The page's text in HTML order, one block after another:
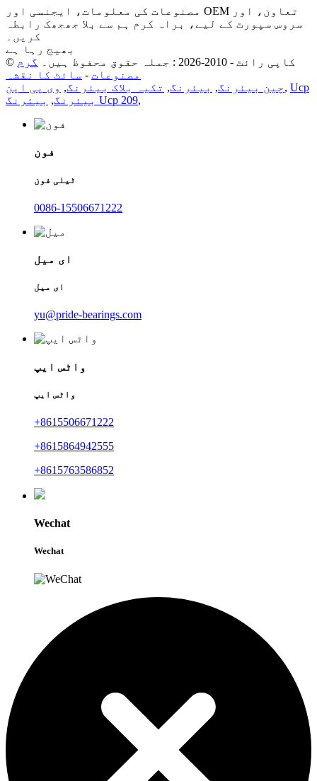
مصنوعات کی معلومات، ایجنسی اور OEM تعاون، اور
سروس سپورٹ کے لیے، براہ کرم ہم سے بلا جھجھک رابطہ
کریں۔
بھیج رہا ہے
© کاپی رائٹ - 2010-2026 : جملہ حقوق محفوظ ہیں۔
گرم
مصنوعات - سائٹ کا نقشہ
چین بیئرنگ, بیئرنگ, تکیہ بلاک بیئرنگ, وی پی این , Ucp
بیئرنگ, بیئرنگ Ucp 209,
فون
ٹیلی فون
0086-15506671222
ای میل
ای میل
yu@pride-bearings.com
واٹس ایپ
واٹس ایپ
+8615506671222
+8615864942555
+8615763586852
Wechat
Wechat